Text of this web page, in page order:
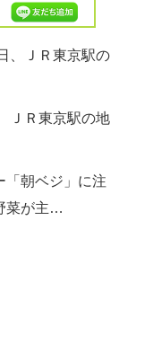
ＪＲ東京駅の地
「朝ベジ」に注
菜が主…